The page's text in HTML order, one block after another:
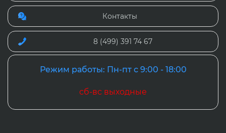
Контакты
8 (499) 391 74 67
Режим работы: Пн-пт с 9:00 - 18:00
сб-вс выходные